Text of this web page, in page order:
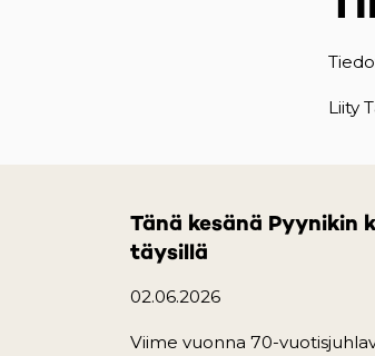
Liity
Tänä kesänä Pyynikin
täysillä
02.06.2026
Viime vuonna 70-